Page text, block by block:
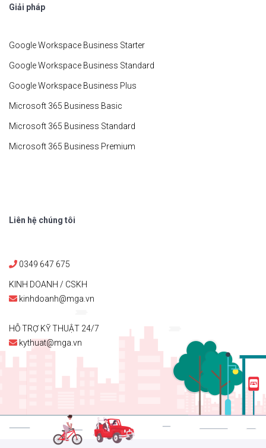
Giải pháp
Google Workspace Business Starter
Google Workspace Business Standard
Google Workspace Business Plus
Microsoft 365 Business Basic
Microsoft 365 Business Standard
Microsoft 365 Business Premium
Liên hệ chúng tôi
0349 647 675
KINH DOANH / CSKH
kinhdoanh@mga.vn
HỖ TRỢ KỸ THUẬT 24/7
kythuat@mga.vn